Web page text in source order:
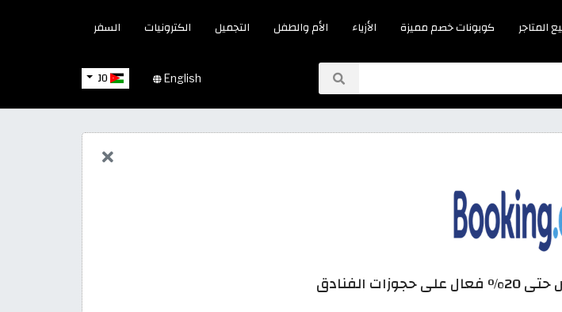
المتاجر كوبونات خصم مميزة الأزياء الأم والطفل التجميل الكترونيات السفر
JO English